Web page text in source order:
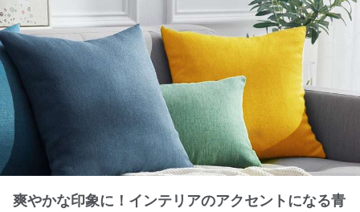
爽やかな印象に！インテリアのアクセントになる青